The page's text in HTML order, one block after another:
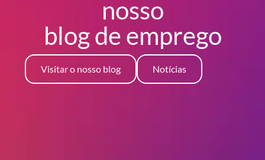
nosso
blogde emprego
Visitar o nosso blog Notícias